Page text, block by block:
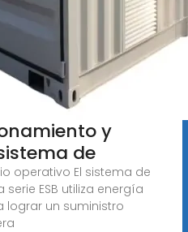
y
de
operativo El sistema de
ESB utiliza energía
lograr un suministro